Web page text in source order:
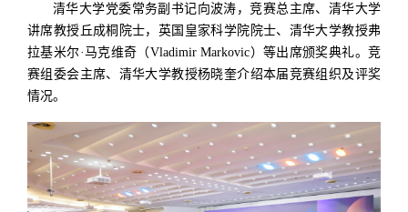
清华大学党委常务副书记向波涛，竞赛总主席、清华大学
讲席教授丘成桐院士，英国皇家科学院院士、清华大学教授弗
拉基米尔·马克维奇（Vladimir Markovic）等出席颁奖典礼。竞
赛组委会主席、清华大学教授杨晓奎介绍本届竞赛组织及评奖
情况。